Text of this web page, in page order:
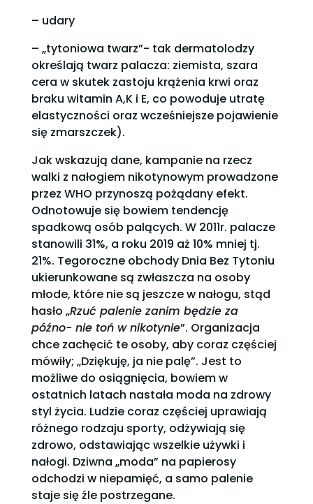
– udary
– „tytoniowa twarz”- tak dermatolodzy
określają twarz palacza: ziemista, szara
cera w skutek zastoju krążenia krwi oraz
braku witamin A,K i E, co powoduje utratę
elastyczności oraz wcześniejsze pojawienie
się zmarszczek).
Jak wskazują dane, kampanie na rzecz
walki z nałogiem nikotynowym prowadzone
przez WHO przynoszą pożądany efekt.
Odnotowuje się bowiem tendencję
spadkową osób palących. W 2011r. palacze
stanowili 31%, a roku 2019 aż 10% mniej tj.
21%. Tegoroczne obchody Dnia Bez Tytoniu
ukierunkowane są zwłaszcza na osoby
młode, które nie są jeszcze w nałogu, stąd
hasło „Rzuć palenie zanim będzie za
późno- nie toń w nikotynie”. Organizacja
chce zachęcić te osoby, aby coraz częściej
mówiły; „Dziękuję, ja nie palę”. Jest to
możliwe do osiągnięcia, bowiem w
ostatnich latach nastała moda na zdrowy
styl życia. Ludzie coraz częściej uprawiają
różnego rodzaju sporty, odżywiają się
zdrowo, odstawiając wszelkie używki i
nałogi. Dziwna „moda” na papierosy
odchodzi w niepamięć, a samo palenie
staje się źle postrzegane.